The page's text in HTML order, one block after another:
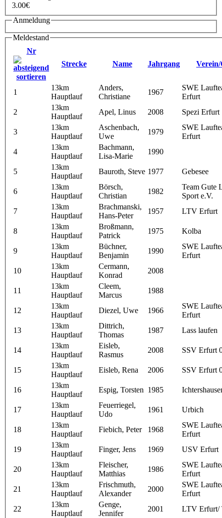
3.00€
Anmeldung
Meldestand
Nr
Strecke
Name Jahrgang
1
13km
Hauptlauf
Anders,
Christiane
1967
SWE
Erfurt
2
13km
Hauptlauf
Apel, Linus 2008 Spezi Erfurt
3
13km
Hauptlauf
Aschenbach,
Uwe
1979
SWE
Erfurt
4
13km
Hauptlauf
Bachmann,
Lisa-Marie
1990
5
13km
Hauptlauf
Bauroth, Steve 1977 Gebesee
6
13km
Hauptlauf
Börsch,
Christian
1982
Team Gute
Sport e.V.
7
13km
Hauptlauf
Brachmanski,
Hans-Peter
1957 LTV Erfurt
8
13km
Hauptlauf
Broßmann,
Patrick
1975 Kolba
9
13km
Hauptlauf
Büchner,
Benjamin
1990
SWE
Erfurt
10
13km
Hauptlauf
Cermann,
Konrad
2008
11
13km
Hauptlauf
Cleem,
Marcus
1988
12
13km
Hauptlauf
Diezel, Uwe 1966
SWE
Erfurt
13
13km
Hauptlauf
Dittrich,
Thomas
1987 Lass laufen
14
13km
Hauptlauf
Eisleb,
Rasmus
2008 SSV Erfurt
15
13km
Hauptlauf
Eisleb, Rena 2006 SSV Erfurt
16
13km
Hauptlauf
Espig, Torsten 1985
17
13km
Hauptlauf
Feuerriegel,
Udo
1961 Urbich
18
13km
Hauptlauf
Fiebich, Peter 1968
SWE
Erfurt
19
13km
Hauptlauf
Finger, Jens 1969 USV Erfurt
20
13km
Hauptlauf
Fleischer,
Matthias
1986
SWE
Erfurt
21
13km
Hauptlauf
Frischmuth,
Alexander
2000
SWE
Erfurt
22
13km
Hauptlauf
Genge,
Jennifer
2001 LTV Erfurt/